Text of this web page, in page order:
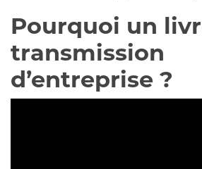
Pourquoi un
transmission
d’entreprise ?